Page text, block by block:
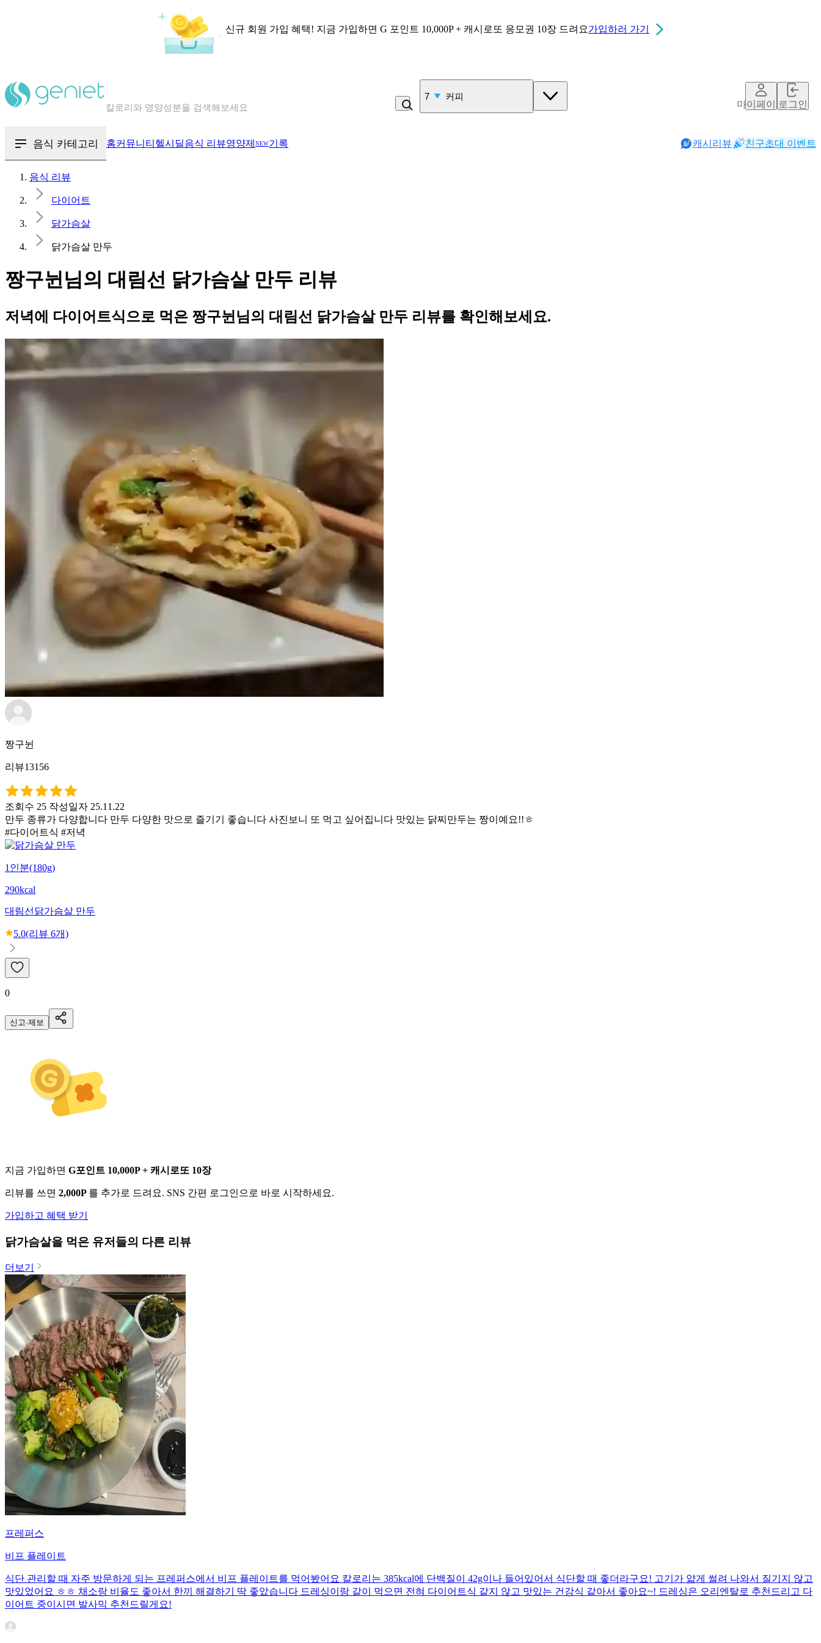
신규 회원 가입 혜택! 지금 가입하면 G 포인트 10,000P + 캐시로또 응모권 10장 드려요가입하러 가기
혈당 · 다이어트 음식 검색해보세요
7 커피
마이페이지로그인
음식 카테고리 홈커뮤니티 헬시딜음식 리뷰영양제 NEW기록 캐시리뷰 친구초대 이벤트
음식 리뷰
다이어트
닭가슴살
닭가슴살 만두
짱구뉜님의 대림선 닭가슴살 만두 리뷰
저녁에 다이어트식으로 먹은 짱구뉜님의 대림선 닭가슴살 만두 리뷰를 확인해보세요.
짱구뉜
리뷰13156
조회수 25 작성일자 25.11.22
만두 종류가 다양합니다 만두 다양한 맛으로 즐기기 좋습니다 사진보니 또 먹고 싶어집니다 맛있는 닭찌만두는 짱이예요!!ㅎ
#다이어트식 #저녁
1인분(180g)
290kcal
대림선 닭가슴살 만두
5.0(리뷰 6개)
0
신고·제보
지금 가입하면 G포인트 10,000P + 캐시로또 10장
리뷰를 쓰면 2,000P 를 추가로 드려요. SNS 간편 로그인으로 바로 시작하세요.
가입하고 혜택 받기
닭가슴살을 먹은 유저들의 다른 리뷰
더보기
프레퍼스
비프 플레이트
식단 관리할 때 자주 방문하게 되는 프레퍼스에서 비프 플레이트를 먹어봤어요 칼로리는 385kcal에 단백질이 42g이나 들어있어서 식단할 때 좋더라구요! 고기가 얇게 썰려 나와서 질기지 않고
맛있었어요 ㅎㅎ 채소랑 비율도 좋아서 한끼 해결하기 딱 좋았습니다 드레싱이랑 같이 먹으면 전혀 다이어트식 같지 않고 맛있는 건강식 같아서 좋아요~! 드레싱은 오리엔탈로 추천드리고 다
이어트 중이시면 발사믹 추천드릴게요!